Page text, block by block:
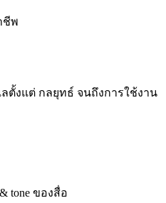
ชีพ
ตั้งแต่ กลยุทธ์ จนถึงการใช้งาน
tone ของสื่อ